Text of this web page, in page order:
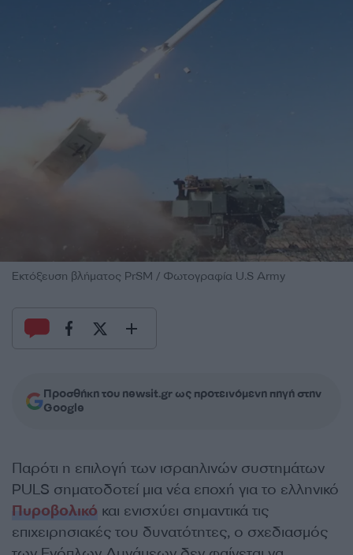
Εκτόξευση βλήματος PrSM / Φωτογραφία U.S Army
Προσθήκη του newsit.gr ως προτεινόμενη πηγή στην
Google
Παρότι η επιλογή των ισραηλινών συστημάτων
PULS σηματοδοτεί μια νέα εποχή για το ελληνικό
Πυροβολικό και ενισχύει σημαντικά τις
επιχειρησιακές του δυνατότητες, ο σχεδιασμός